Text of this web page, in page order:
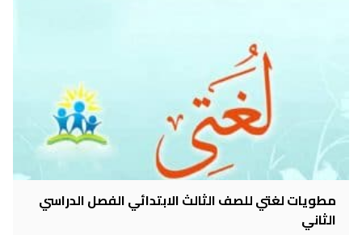
مطويات لغتي للصف الثالث الابتدائي الفصل الدراسي
الثاني